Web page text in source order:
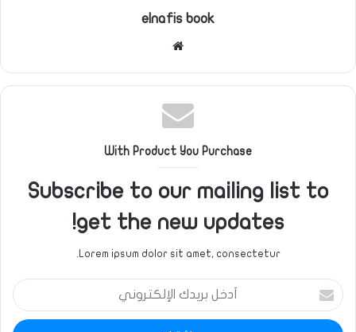
elnafis book
With Product You Purchase
Subscribe to our mailing list to
get the new updates!
Lorem ipsum dolor sit amet, consectetur.
أدخل
بريدك
الإلكتروني